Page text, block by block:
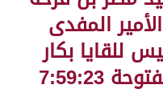
المفدى
للقايا بكار